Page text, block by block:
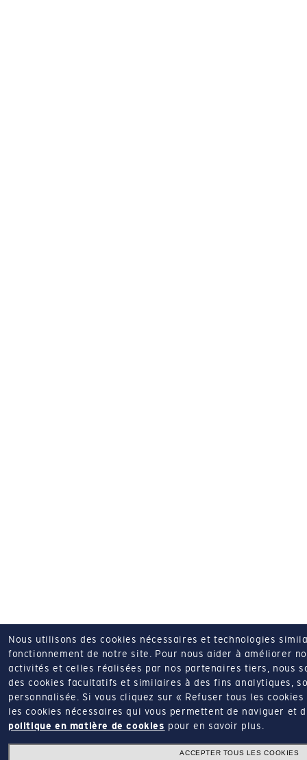
Nous utilisons des cookies nécessaires et technologies
fonctionnement de notre site. Pour nous aider à améliorer
activités et celles réalisées par nos partenaires tiers, nous
des cookies facultatifs et similaires à des fins analytiques,
personnalisée.
Si vous cliquez sur « Refuser tous les
les cookies nécessaires qui vous permettent de naviguer et
politique en matière de cookies pour en savoir plus.
ACCEPTER TOUS LES COOKIES